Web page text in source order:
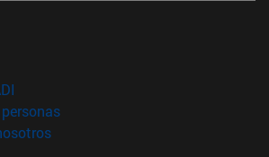
en nueva ventana)
(abre en nueva ventana)
(abre en nueva ventana)